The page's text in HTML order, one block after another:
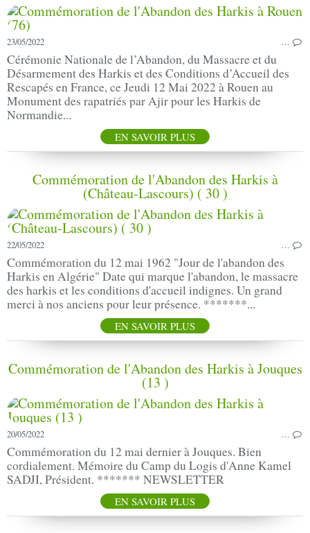
23/05/2022 …
Cérémonie Nationale de l’Abandon, du Massacre et du
Désarmement des Harkis et des Conditions d’Accueil des
Rescapés en France, ce Jeudi 12 Mai 2022 à Rouen au
Monument des rapatriés par Ajir pour les Harkis de
Normandie...
EN SAVOIR PLUS
Commémoration de l'Abandon des Harkis à
(Château-Lascours) ( 30 )
22/05/2022 …
Commémoration du 12 mai 1962 "Jour de l'abandon des
Harkis en Algérie" Date qui marque l'abandon, le massacre
des harkis et les conditions d'accueil indignes. Un grand
merci à nos anciens pour leur présence. *******...
EN SAVOIR PLUS
Commémoration de l'Abandon des Harkis à Jouques
(13 )
20/05/2022 …
Commémoration du 12 mai dernier à Jouques. Bien
cordialement. Mémoire du Camp du Logis d'Anne Kamel
SADJI, Président. ******* NEWSLETTER
EN SAVOIR PLUS